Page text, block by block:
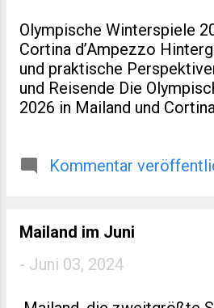
Olympische Winterspiele
Cortina d’Ampezzo
und praktische
und Reisende Die
2026 in Mailand und
Turin 2006 erneut
wirtschaftlich eng mit
verzahnt wurde. Für viele
spezialisierten Blogs zu
diese Aspekte
Kommentar
Mailand im Juni
- Juni 03, 2024